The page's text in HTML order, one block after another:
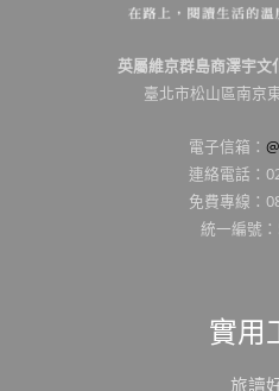
英屬維京群島商澤宇文
臺北市松山區南京
電子信箱：
連絡電話：
免費專線：
統一編號
實用
旅讀